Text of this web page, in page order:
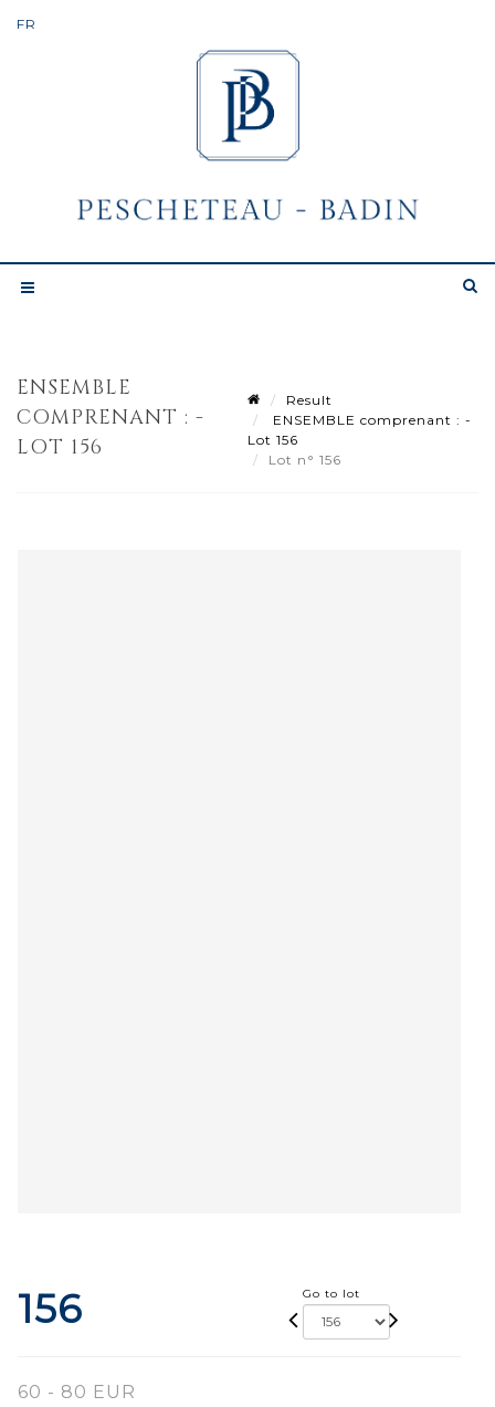
ENSEMBLE
COMPRENANT : -
LOT 156
Result
ENSEMBLE comprenant : -
Lot 156
Lot n° 156
156 Go to lot
60 - 80 EUR